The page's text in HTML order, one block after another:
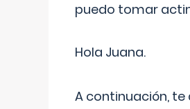
puedo tomar
Hola Juana.
A continuación,